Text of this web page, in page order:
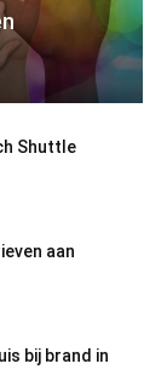
Shuttle
aan
bij brand in